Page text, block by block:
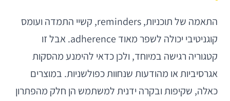
התאמה של תוכניות, reminders, קשיי התמדה ועומס
קוגניטיבי יכולה לשפר מאוד adherence. אבל זו
קטגוריה רגישה במיוחד, ולכן כדאי להימנע מהסקות
אגרסיביות או מהודעות שנחוות כפולשניות. במוצרים
כאלה, שקיפות ובקרה ידנית למשתמש הן חלק מהפתרון